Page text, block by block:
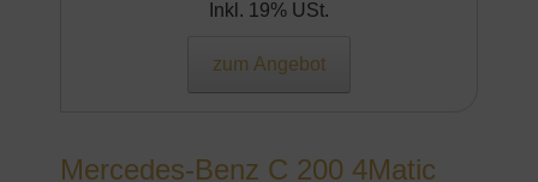
Inkl. 19% USt.
zum Angebot
Mercedes-Benz C 200 4Matic